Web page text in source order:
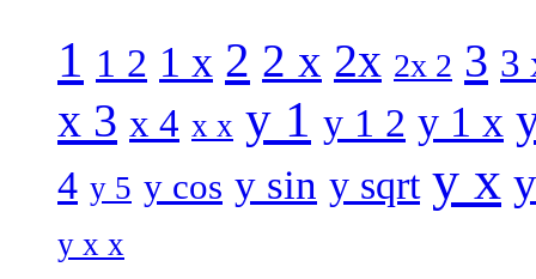
1 1 2 1 x 2 2 x 2x 2x 2 3 3
x 3 x 4 x x y 1 y 1 2 y 1 x
4 y 5 y cos y sin y sqrt y x
y x x